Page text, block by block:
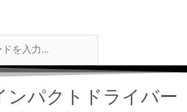
ンパクトドライバー